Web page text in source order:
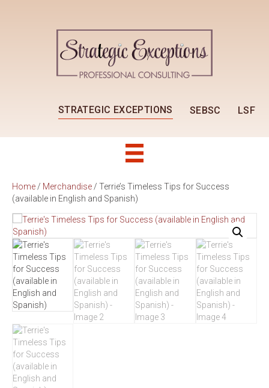
STRATEGIC EXCEPTIONS SEBSC LSF
Home / Merchandise / Terrie’s Timeless Tips for Success
(available in English and Spanish)